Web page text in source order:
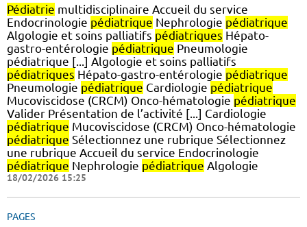
Pédiatrie multidisciplinaire Accueil du service
Endocrinologie pédiatrique Nephrologie pédiatrique
Algologie et soins palliatifs pédiatriques Hépato-
gastro-entérologie pédiatrique Pneumologie
pédiatrique [...] Algologie et soins palliatifs
pédiatriques Hépato-gastro-entérologie pédiatrique
Pneumologie pédiatrique Cardiologie pédiatrique
Mucoviscidose (CRCM) Onco-hématologie pédiatrique
Valider Présentation de l’activité [...] Cardiologie
pédiatrique Mucoviscidose (CRCM) Onco-hématologie
pédiatrique Sélectionnez une rubrique Sélectionnez
une rubrique Accueil du service Endocrinologie
pédiatrique Nephrologie pédiatrique Algologie
18/02/2026 15:25
PAGES